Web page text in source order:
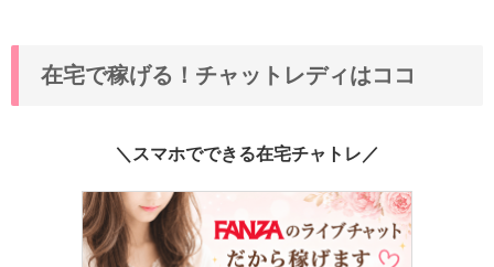
在宅で稼げる！チャットレディはココ
＼スマホでできる在宅チャトレ／